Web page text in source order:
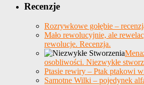
Recenzje
Rozrywkowe gołębie –
Mało rewolucyjnie, ale
rewolucje. Recenzja.
osobliwości. Niezwykłe
Ptasie rewiry – Ptak ptakowi
Samotne Wilki – pojedynek